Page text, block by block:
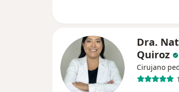
Dra.
Quiroz
Cirujano